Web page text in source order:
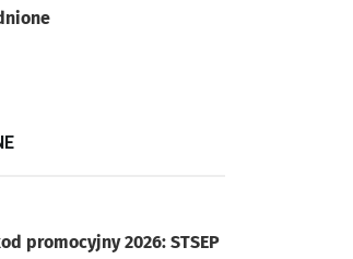
promocyjny 2026: STSEP